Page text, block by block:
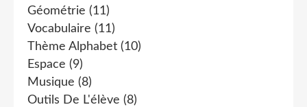
Géométrie (11)
Vocabulaire (11)
Thème Alphabet (10)
Espace (9)
Musique (8)
Outils De L'élève (8)